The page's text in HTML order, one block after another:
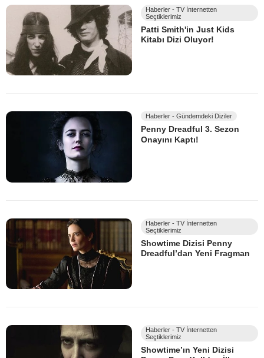
Haberler - TV İnternetten
Seçtiklerimiz
Patti Smith'in Just Kids
Kitabı Dizi Oluyor!
Haberler - Gündemdeki Diziler
Penny Dreadful 3. Sezon
Onayını Kaptı!
Haberler - TV İnternetten
Seçtiklerimiz
Showtime Dizisi Penny
Dreadful’dan Yeni Fragman
Haberler - TV İnternetten
Seçtiklerimiz
Showtime’ın Yeni Dizisi